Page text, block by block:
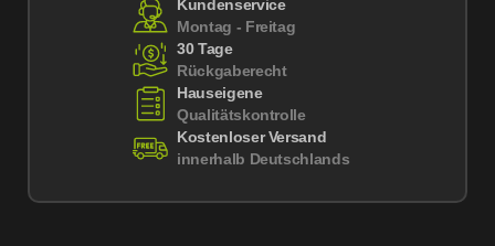
Kundenservice
Montag - Freitag
30 Tage
Rückgaberecht
Hauseigene
Qualitätskontrolle
Kostenloser Versand
innerhalb Deutschlands